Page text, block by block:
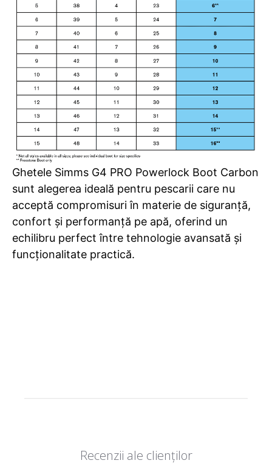
Ghetele Simms G4 PRO Powerlock Boot Carbon
sunt alegerea ideală pentru pescarii care nu
acceptă compromisuri în materie de siguranță,
confort și performanță pe apă, oferind un
echilibru perfect între tehnologie avansată și
funcționalitate practică.
Recenzii ale clienților